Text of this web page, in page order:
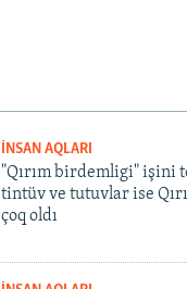
İNSAN AQLARI
"Qırım birdemligi" işini
tintüv ve tutuvlar ise
çoq oldı